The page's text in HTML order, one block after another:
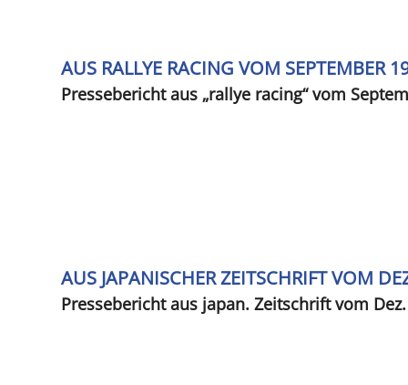
AUS RALLYE RACING VOM SEPTEMBER
Pressebericht aus „rallye racing“ vom
AUS JAPANISCHER ZEITSCHRIFT VOM
Pressebericht aus japan. Zeitschrift vom